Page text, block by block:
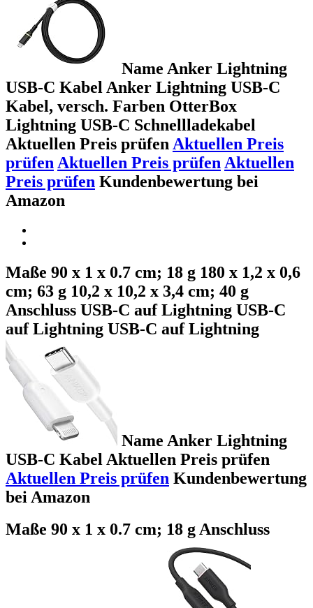
Name Anker Lightning
USB-C Kabel Anker Lightning USB-C
Kabel, versch. Farben OtterBox
Lightning USB-C Schnellladekabel
Aktuellen Preis prüfen Aktuellen Preis
prüfen Aktuellen Preis prüfen Aktuellen
Preis prüfen Kundenbewertung bei
Amazon
Maße 90 x 1 x 0.7 cm; 18 g 180 x 1,2 x 0,6
cm; 63 g 10,2 x 10,2 x 3,4 cm; 40 g
Anschluss USB-C auf Lightning USB-C
auf Lightning USB-C auf Lightning
Name Anker Lightning
USB-C Kabel Aktuellen Preis prüfen
Aktuellen Preis prüfen Kundenbewertung
bei Amazon
Maße 90 x 1 x 0.7 cm; 18 g Anschluss